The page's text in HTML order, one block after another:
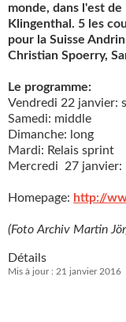
monde, dans l'est
Klingenthal. 5 les
pour la Suisse
Christian Spoerry,
Le programme:
Vendredi 22 janvier:
Samedi: middle
Dimanche: long
Mardi: Relais sprint
Mercredi 27 janvier:
Homepage: http://
(Foto Archiv Martin
Détails
Mis à jour : 21 janvier 2016